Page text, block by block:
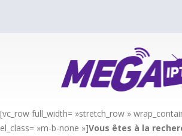
[vc_row full_width= »stretch_row »
el_class= »m-b-none »]Vous êtes à la